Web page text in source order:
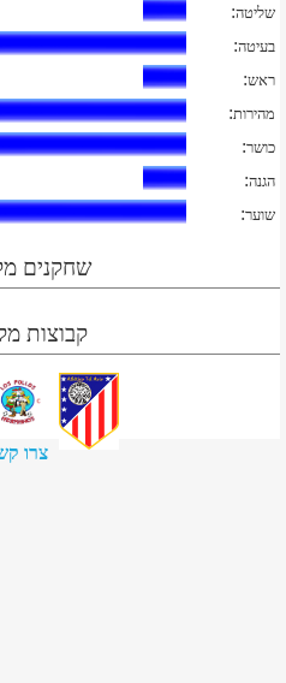
שליטה:
בעיטה:
ראש:
מהירות:
כושר:
הגנה:
שוער:
שחקנים
קבוצות
צרו